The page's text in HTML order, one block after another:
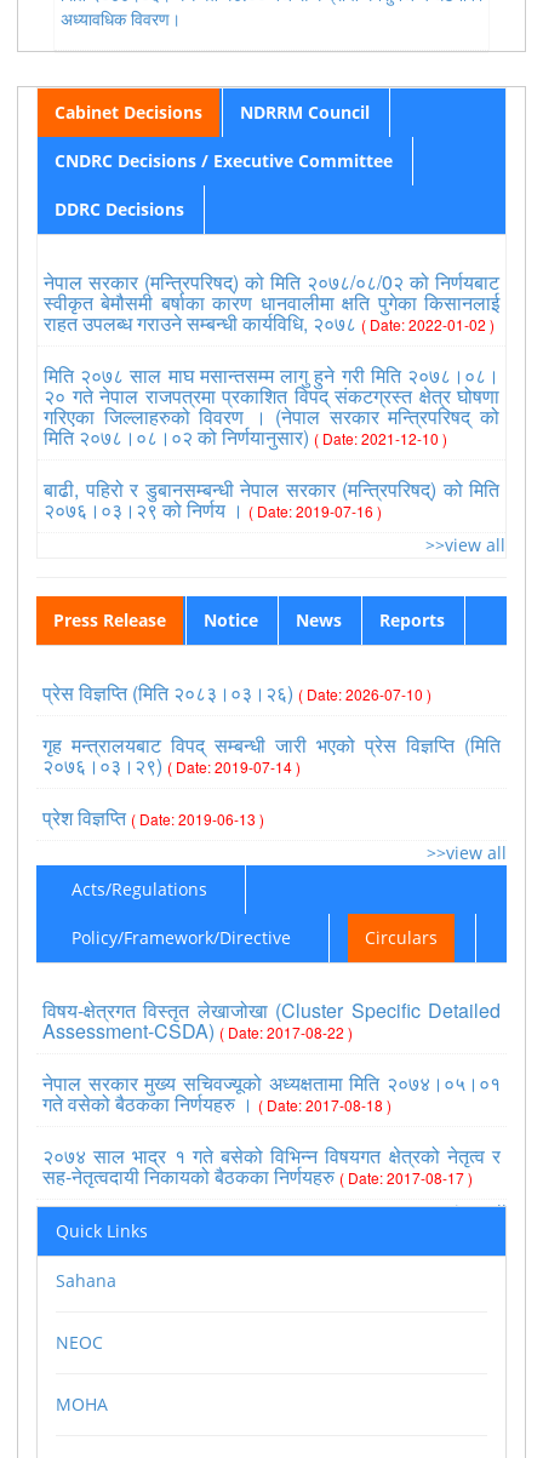
अध्यावधिक विवरण।
Cabinet Decisions NDRRM Council
CNDRC Decisions / Executive Committee
DDRC Decisions
नेपाल सरकार (मन्त्रिपरिषद्) को मिति २०७८/०८/0२ को निर्णयबाट
स्वीकृत बेमौसमी बर्षाका कारण धानवालीमा क्षति पुगेका किसानलाई
राहत उपलब्ध गराउने सम्बन्धी कार्यविधि, २०७८ ( Date: 2022-01-02 )
मिति २०७८ साल माघ मसान्तसम्म लागु हुने गरी मिति २०७८।०८।
२० गते नेपाल राजपत्रमा प्रकाशित विपद् संकटग्रस्त क्षेत्र घोषणा
गरिएका जिल्लाहरुको विवरण । (नेपाल सरकार मन्त्रिपरिषद् को
मिति २०७८।०८।०२ को निर्णयानुसार) ( Date: 2021-12-10 )
बाढी, पहिरो र डुबानसम्बन्धी नेपाल सरकार (मन्त्रिपरिषद्) को मिति
२०७६।०३।२९ को निर्णय । ( Date: 2019-07-16 )
>>view all
Press Release Notice News Reports
प्रेस विज्ञप्ति (मिति २०८३।०३।२६) ( Date: 2026-07-10 )
गृह मन्त्रालयबाट विपद् सम्बन्धी जारी भएको प्रेस विज्ञप्ति (मिति
२०७६।०३।२९) ( Date: 2019-07-14 )
प्रेश विज्ञप्ति ( Date: 2019-06-13 )
>>view all
Acts/Regulations
Policy/Framework/Directive Circulars
विषय-क्षेत्रगत विस्तृत लेखाजोखा (Cluster Specific Detailed
Assessment-CSDA) ( Date: 2017-08-22 )
नेपाल सरकार मुख्य सचिवज्यूको अध्यक्षतामा मिति २०७४।०५।०१
गते वसेको बैठकका निर्णयहरु । ( Date: 2017-08-18 )
२०७४ साल भाद्र १ गते बसेको विभिन्न विषयगत क्षेत्रको नेतृत्व र
सह-नेतृत्वदायी निकायको बैठकका निर्णयहरु ( Date: 2017-08-17 )
>>view all
Quick Links
Sahana
NEOC
MOHA